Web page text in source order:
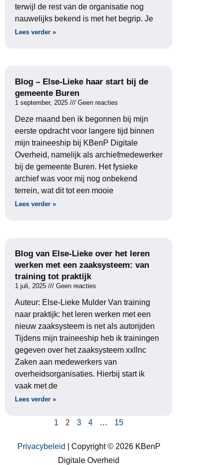
terwijl de rest van de organisatie nog
nauwelijks bekend is met het begrip. Je
Lees verder »
Blog – Else-Lieke haar start bij de
gemeente Buren
1 september, 2025 Geen reacties
Deze maand ben ik begonnen bij mijn
eerste opdracht voor langere tijd binnen
mijn traineeship bij KBenP Digitale
Overheid, namelijk als archiefmedewerker
bij de gemeente Buren. Het fysieke
archief was voor mij nog onbekend
terrein, wat dit tot een mooie
Lees verder »
Blog van Else-Lieke over het leren
werken met een zaaksysteem: van
training tot praktijk
1 juli, 2025 Geen reacties
Auteur: Else-Lieke Mulder Van training
naar praktijk: het leren werken met een
nieuw zaaksysteem is net als autorijden
Tijdens mijn traineeship heb ik trainingen
gegeven over het zaaksysteem xxllnc
Zaken aan medewerkers van
overheidsorganisaties. Hierbij start ik
vaak met de
Lees verder »
1 2 3 4 … 15
Privacybeleid | Copyright © 2026 KBenP
Digitale Overheid